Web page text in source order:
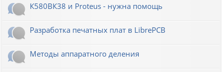
К580ВК38 и Proteus - нужна помощь
Разработка печатных плат в LibrePCB
Методы аппаратного деления